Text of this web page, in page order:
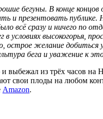
бегуны. В конце концов
и презентовать публике.
всё сразу и ничего по
условиях высокогорья,
острое желание добиться
бега и уважение к
выбежал из трёх часов на
свои плоды на любом
Amazon.